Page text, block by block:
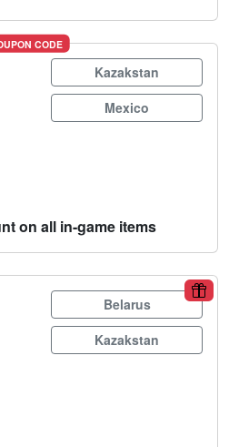
CODE
Kazakstan
Mexico
on all in-game items
Belarus
Kazakstan